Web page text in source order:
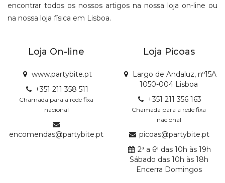
encontrar todos os nossos artigos na nossa loja on-line ou
na nossa loja física em Lisboa.
Loja On-line
www.partybite.pt
+351 211 358 511
Chamada para a rede fixa
nacional
encomendas@partybite.pt
Loja Picoas
Largo de Andaluz, nº15A
1050-004 Lisboa
+351 211 356 163
Chamada para a rede fixa
nacional
picoas@partybite.pt
2ª a 6ª das 10h às 19h
Sábado das 10h às 18h
Encerra Domingos